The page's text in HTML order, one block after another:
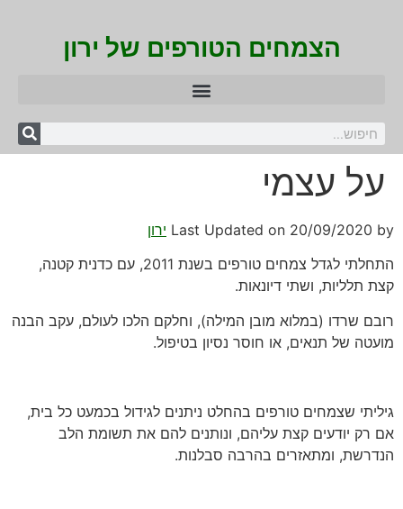
הצמחים הטורפים של ירון
על עצמי
Last Updated on 20/09/2020 by
ירון
התחלתי לגדל צמחים טורפים בשנת 2011, עם כדנית קטנה,
קצת תלליות, ושתי דיונאות.
רובם שרדו (במלוא מובן המילה), וחלקם הלכו לעולם, עקב הבנה
מועטה של תנאים, או חוסר נסיון בטיפול.
גיליתי שצמחים טורפים בהחלט ניתנים לגידול בכמעט כל בית,
אם רק יודעים קצת עליהם, ונותנים להם את תשומת הלב
הנדרשת, ומתאזרים בהרבה סבלנות.